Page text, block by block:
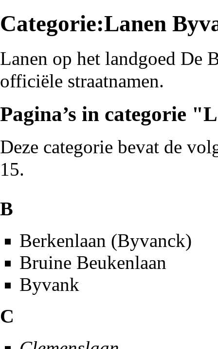
Categorie:Lanen
Lanen op het landgoed De
officiële straatnamen.
Pagina’s in categorie
Deze categorie bevat de
15.
B
Berkenlaan (Byvanck)
Bruine Beukenlaan
Byvank
C